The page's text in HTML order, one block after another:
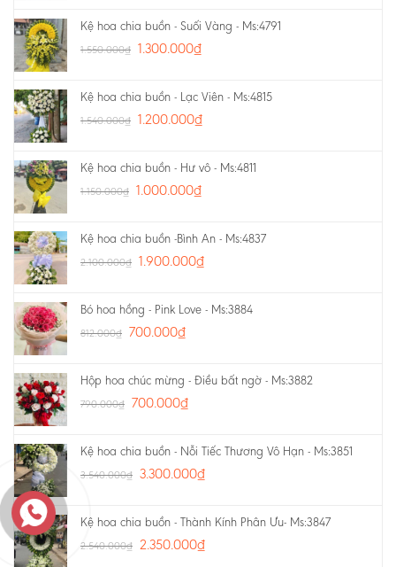
Kệ hoa chia buồn - Suối Vàng - Ms:4791
1.550.000₫ 1.300.000₫
Kệ hoa chia buồn - Lạc Viên - Ms:4815
1.540.000₫ 1.200.000₫
Kệ hoa chia buồn - Hư vô - Ms:4811
1.150.000₫ 1.000.000₫
Kệ hoa chia buồn -Bình An - Ms:4837
2.100.000₫ 1.900.000₫
Bó hoa hồng - Pink Love - Ms:3884
812.000₫ 700.000₫
Hộp hoa chúc mừng - Điều bất ngờ - Ms:3882
790.000₫ 700.000₫
Kệ hoa chia buồn - Nỗi Tiếc Thương Vô Hạn - Ms:3851
3.540.000₫ 3.300.000₫
Kệ hoa chia buồn - Thành Kính Phân Ưu- Ms:3847
2.540.000₫ 2.350.000₫